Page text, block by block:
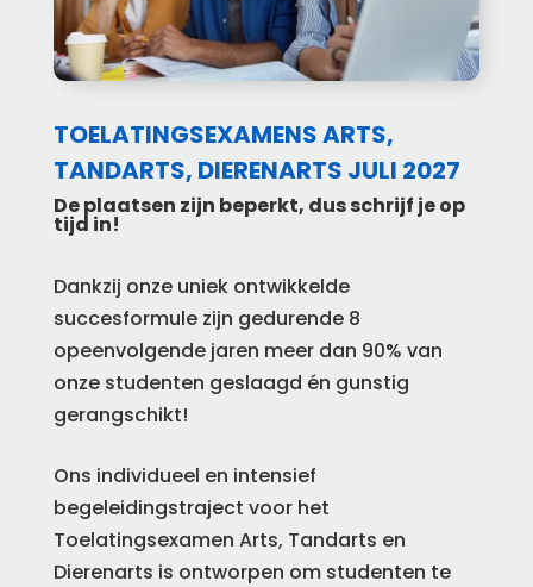
TOELATINGSEXAMENS ARTS,
TANDARTS, DIERENARTS JULI 2027
De plaatsen zijn beperkt, dus schrijf je op
tijd in!
Dankzij onze uniek ontwikkelde
succesformule zijn gedurende 8
opeenvolgende jaren meer dan 90% van
onze studenten geslaagd én gunstig
gerangschikt!
Ons individueel en intensief
begeleidingstraject voor het
Toelatingsexamen Arts, Tandarts en
Dierenarts is ontworpen om studenten te